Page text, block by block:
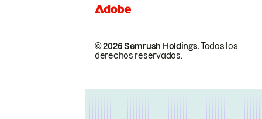
© 2026 Semrush Holdings.Todos los
derechos reservados.